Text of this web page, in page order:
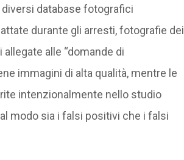
diversi database fotografici
durante gli arresti, fotografie dei
alle “domande di
immagini di alta qualità, mentre le
intenzionalmente nello studio
modo sia i falsi positivi che i falsi